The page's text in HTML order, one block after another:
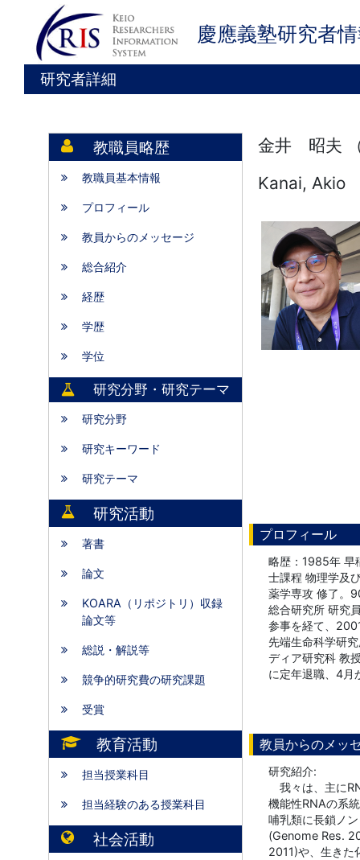
慶應義塾研究者
研究者詳細
教職員略歴
教職員基本情報
プロフィール
教員からのメッセージ
総合紹介
経歴
学歴
学位
研究分野・研究テーマ
研究分野
研究キーワード
研究テーマ
研究活動
著書
論文
KOARA（リポジトリ）収録
論文等
総説・解説等
競争的研究費の研究課題
受賞
教育活動
担当授業科目
担当経験のある授業科目
社会活動
金井 昭夫
Kanai, Akio
プロフィール
略歴：1985年 早
士課程 物理学及
薬学専攻 修了。
総合研究所 研究
参事を経て、
先端生命科学研
ディア研究科 教
に定年退職、4月
教員からのメッ
研究紹介:
我々は、主に
機能性RNAの系
哺乳類に長鎖ノ
(Genome Res.
2011)や、生きた